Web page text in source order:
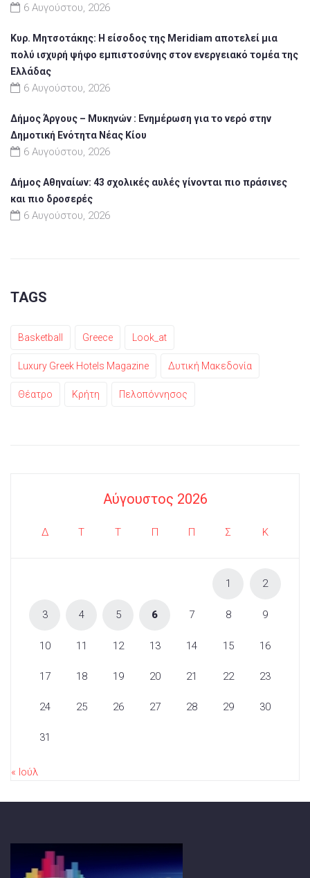
6 Αυγούστου, 2026
Κυρ. Μητσοτάκης: Η είσοδος της Meridiam αποτελεί μια
πολύ ισχυρή ψήφο εμπιστοσύνης στον ενεργειακό τομέα της
Ελλάδας
6 Αυγούστου, 2026
Δήμος Άργους – Μυκηνών : Ενημέρωση για το νερό στην
Δημοτική Ενότητα Νέας Κίου
6 Αυγούστου, 2026
Δήμος Αθηναίων: 43 σχολικές αυλές γίνονται πιο πράσινες
και πιο δροσερές
6 Αυγούστου, 2026
TAGS
Basketball Greece Look_at
Luxury Greek Hotels Magazine Δυτική Μακεδονία
Θέατρο Κρήτη Πελοπόννησος
Αύγουστος 2026
Δ Τ Τ Π Π Σ Κ
1 2
3 4 5 6 7 8 9
10 11 12 13 14 15 16
17 18 19 20 21 22 23
24 25 26 27 28 29 30
31
« Ιούλ